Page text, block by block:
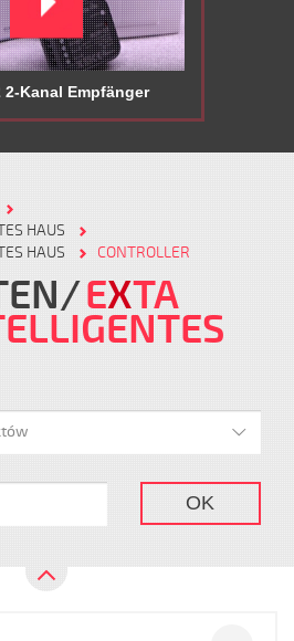
2-Kanal Empfänger
HAUS
HAUS CONTROLLER
EXTA
OK